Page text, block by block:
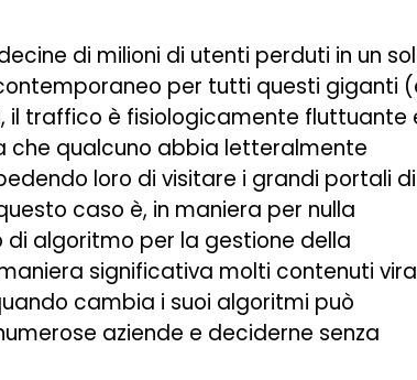
di milioni di utenti perduti in un
per tutti questi giganti
traffico è fisiologicamente fluttuante
che qualcuno abbia letteralmente
loro di visitare i grandi portali di
caso è, in maniera per nulla
di algoritmo per la gestione della
significativa molti contenuti
cambia i suoi algoritmi può
aziende e deciderne senza